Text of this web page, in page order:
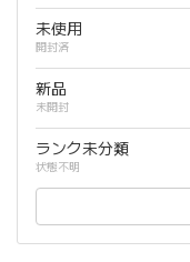
未使用
開封済
新品
未開封
ランク未分類
状態不明